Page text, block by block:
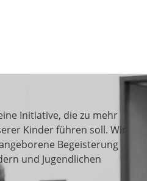
Initiative, die zu mehr
Kinder führen soll. Wir
Begeisterung
und Jugendlichen